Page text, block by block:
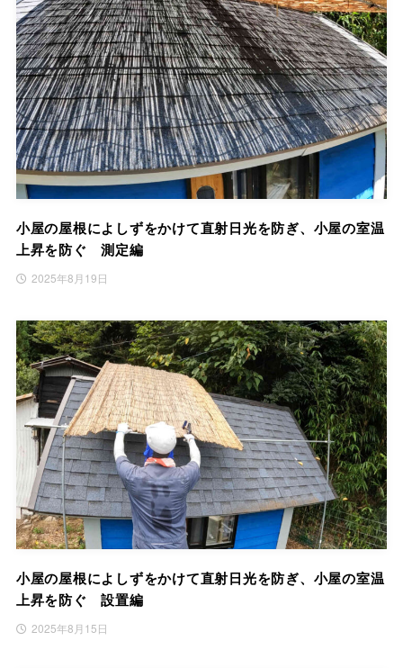
小屋の屋根によしずをかけて直射日光を防ぎ、小屋の室温
上昇を防ぐ 測定編
2025年8月19日
小屋の屋根によしずをかけて直射日光を防ぎ、小屋の室温
上昇を防ぐ 設置編
2025年8月15日